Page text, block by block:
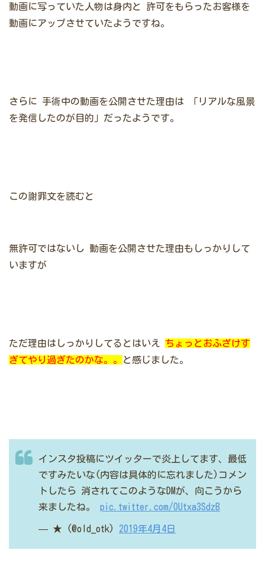
動画に写っていた人物は身内と
許可をもらったお客様を
動画にアップさせていたようですね。
さらに 手術中の動画を公開させた理由は 「リアルな風景
を発信したのが目的」だったようです。
この謝罪文を読むと
無許可ではないし 動画を公開させた理由もしっかりして
いますが
ただ理由はしっかりしてるとはいえ
ちょっとおふざけす
ぎてやり過ぎたのかな。。
と感じました。
インスタ投稿にツイッターで炎上してます、最低
ですみたいな(内容は具体的に忘れました)コメン
トしたら 消されてこのようなDMが、向こうから
来ましたね。 pic.twitter.com/OUtxa3SdzB
— ★ (@old_otk) 2019年4月4日